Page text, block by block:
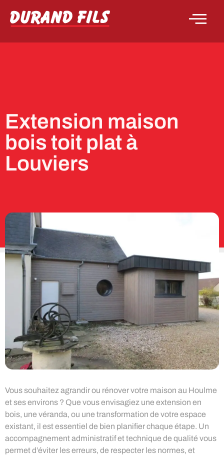
Extension maison
bois toit plat à
Louviers
Vous souhaitez agrandir ou rénover votre maison au Houlme
et ses environs ? Que vous envisagiez une extension en
bois, une véranda, ou une transformation de votre espace
existant, il est essentiel de bien planifier chaque étape. Un
accompagnement administratif et technique de qualité vous
permet d’éviter les erreurs, de respecter les normes, et